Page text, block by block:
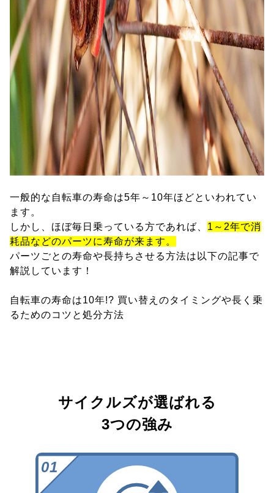
一般的な自転車の寿命は5年～10年ほどといわれてい
ます。
しかし、ほぼ毎日乗っている方であれば、 1～2年で消
耗品などのパーツに寿命が来ます。
パーツごとの寿命や長持ちさせる方法は以下の記事で
解説しています！
自転車の寿命は10年!? 買い替えのタイミングや長く乗
るためのコツと処分方法
サイクルズが選ばれる
3つの強み